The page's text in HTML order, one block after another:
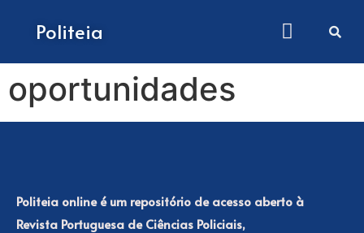
Politeia
oportunidades
Politeia online é um repositório de acesso aberto à
Revista Portuguesa de Ciências Policiais,